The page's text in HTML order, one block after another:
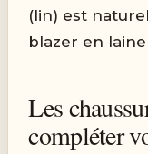
(lin) est
blazer en
Les
compléter